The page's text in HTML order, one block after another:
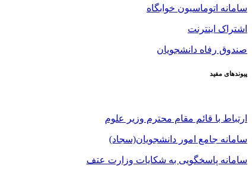
سامانه اتوماسیون خوابگاه
اشتراک اینترنت
صندوق رفاه دانشجویان
پیوندهای مفید
ارتباط با قائم مقام محترم وزیر علوم
سامانه جامع امور دانشجویان(سجاد)
سامانه پاسخگویی به شکایات وزارت عتف